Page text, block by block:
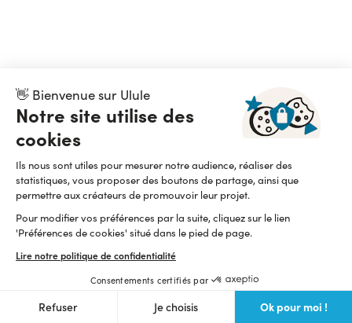
👋 Bienvenue sur Ulule
Notre site utilise des
cookies
Ils nous sont utiles pour mesurer notre audience, réaliser des
statistiques, vous proposer des boutons de partage, ainsi que
permettre aux créateurs de promouvoir leur projet.
Pour modifier vos préférences par la suite, cliquez sur le lien
'Préférences de cookies' situé dans le pied de page.
Lire notre politique de confidentialité
Consentements certifiés par
Refuser Je choisis Ok pour moi !